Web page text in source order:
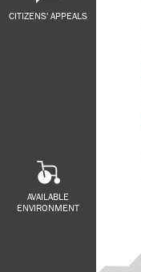
CITIZENS' APPEALS
AVAILABLE
ENVIRONMENT